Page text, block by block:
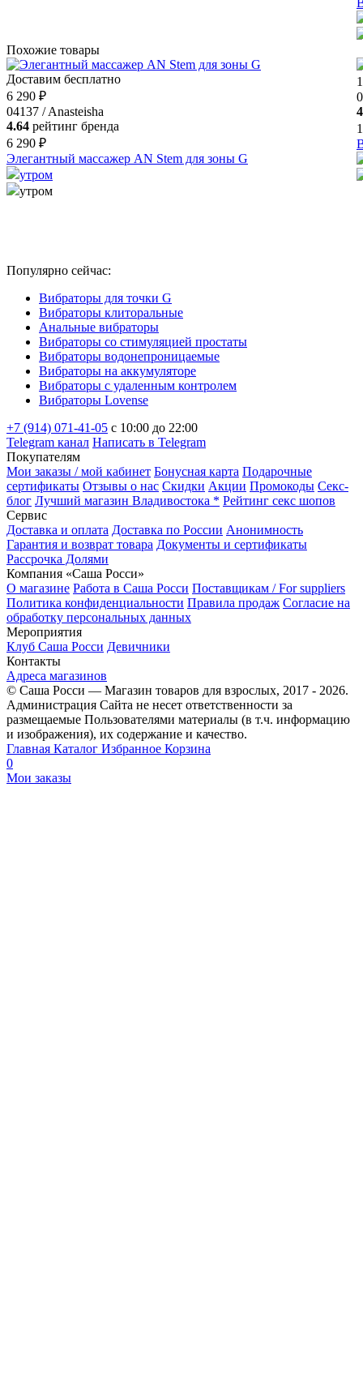
Похожие товары
Доставим бесплатно
6 290 ₽
04137 / Anasteisha
4.64 рейтинг бренда
6 290 ₽
Элегантный массажер AN Stem для зоны G
утром
утром
Популярно сейчас:
Вибраторы для точки G
Вибраторы клиторальные
Анальные вибраторы
Вибраторы со стимуляцией простаты
Вибраторы водонепроницаемые
Вибраторы на аккумуляторе
Вибраторы с удаленным контролем
Вибраторы Lovense
+7 (914) 071-41-05 c 10:00 до 22:00
Telegram канал Написать в Telegram
Покупателям
Мои заказы / мой кабинет Бонусная карта Подарочные
сертификаты Отзывы о нас Скидки Акции Промокоды Секс-
блог Лучший магазин Владивостока * Рейтинг секс шопов
Сервис
Доставка и оплата Доставка по России Анонимность
Гарантия и возврат товара Документы и сертификаты
Рассрочка Долями
Компания «Саша Росси»
О магазине Работа в Саша Росси Поставщикам / For suppliers
Политика конфиденциальности Правила продаж Согласие на
обработку персональных данных
Мероприятия
Клуб Саша Росси Девичники
Контакты
Адреса магазинов
© Саша Росси — Магазин товаров для взрослых, 2017 - 2026.
Администрация Сайта не несет ответственности за
размещаемые Пользователями материалы (в т.ч. информацию
и изображения), их содержание и качество.
Главная Каталог Избранное Корзина
0
Мои заказы